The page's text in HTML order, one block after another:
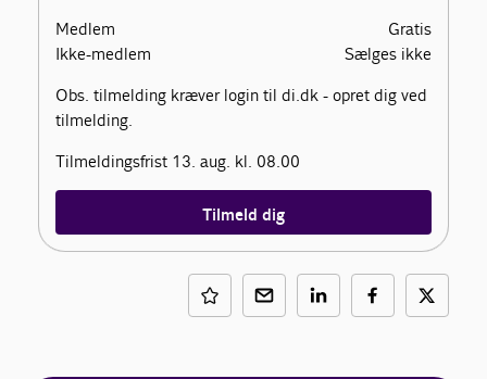
Medlem
Gratis
Ikke-medlem
Sælges ikke
Obs. tilmelding kræver login til di.dk - opret dig ved
tilmelding.
Tilmeldingsfrist 13. aug. kl. 08.00
Tilmeld dig